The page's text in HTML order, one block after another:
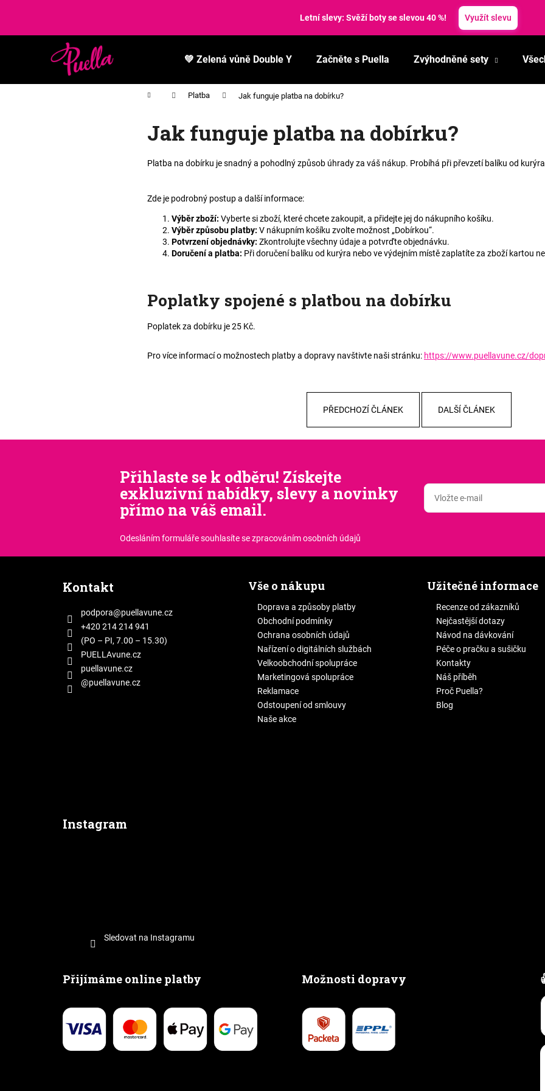
Letní slevy: Svěží boty se slevou 40 %! Využít slevu
💚 Zelená vůně Double Y Začněte s Puella Zvýhodněné sety
Domů Platba Jak funguje platba na dobírku?
Jak funguje platba na dobírku?
Platba na dobírku je snadný a pohodlný způsob úhrady za váš nákup. Probíhá při převzetí balíku od
Zde je podrobný postup a další informace:
Výběr zboží: Vyberte si zboží, které chcete zakoupit, a přidejte jej do nákupního košíku.
Výběr způsobu platby: V nákupním košíku zvolte možnost „Dobírkou“.
Potvrzení objednávky: Zkontrolujte všechny údaje a potvrďte objednávku.
Doručení a platba: Při doručení balíku od kurýra nebo ve výdejním místě zaplatíte za zboží kartou
Poplatky spojené s platbou na dobírku
Poplatek za dobírku je25 Kč.
Pro více informací o možnostech platby a dopravy navštivte naši stránku: https://www.puellavune.cz/
PŘEDCHOZÍ ČLÁNEK DALŠÍ ČLÁNEK
š
Co potřebujete najít?
Doporučujeme
Přihlaste se k odběru! Získejte
exkluzivní nabídky, slevy a novinky
přímo na váš email.
Odesláním formuláře souhlasítese zpracováním osobních údajů
Kontakt
podpora@puellavune.cz
+420 214 214 941
(PO – PI, 7.00 – 15.30)
PUELLAvune.cz
puellavune.cz
@puellavune.cz
Vše o nákupu
Doprava a způsoby platby
Obchodní podmínky
Ochrana osobních údajů
Nařízení o digitálních službách
Velkoobchodní spolupráce
Marketingová spolupráce
Reklamace
Odstoupení od smlouvy
Naše akce
Užitečné informace
Recenze od zákazníků
Nejčastější dotazy
Návod na dávkování
Péče o pračku a sušičku
Kontakty
Náš příběh
Proč Puella?
Blog
Instagram
Sledovat na Instagramu
Přijímáme online platby Možnosti dopravy